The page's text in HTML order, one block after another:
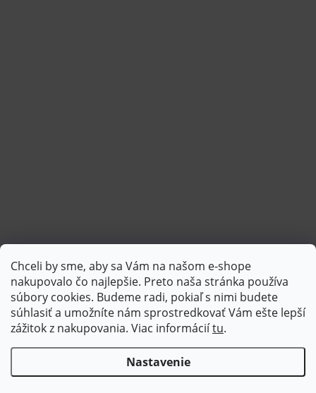
Chceli by sme, aby sa Vám na našom e-shope
nakupovalo čo najlepšie. Preto naša stránka používa
súbory cookies. Budeme radi, pokiaľ s nimi budete
súhlasiť a umožníte nám sprostredkovať Vám ešte lepší
zážitok z nakupovania. Viac informáciítu.
Nastavenie
Sledovať na Instagrame
Copyright 2026Brotex | Kvalitný bytový textil. Všetky práva